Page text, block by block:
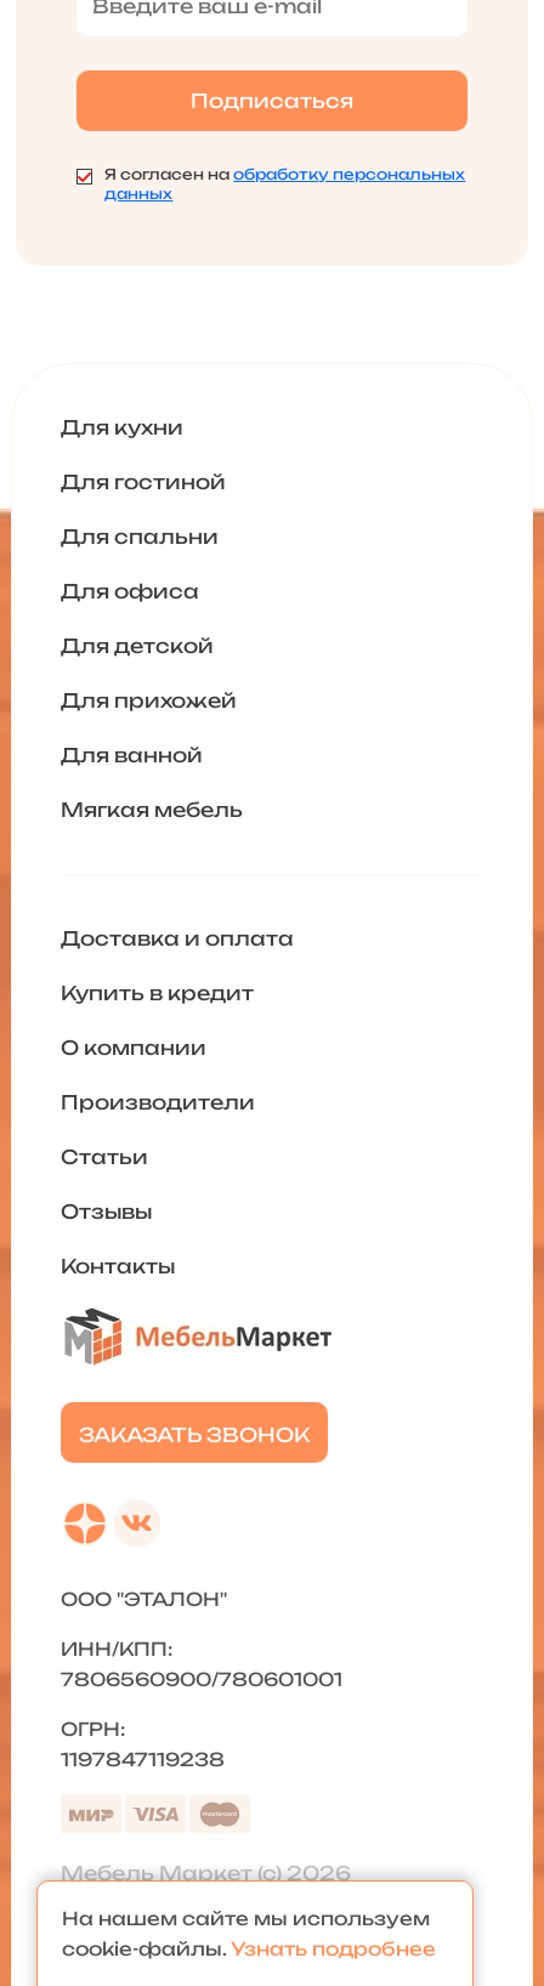
Я согласен наобработку персональных
данных
Для кухни
Для гостиной
Для спальни
Для офиса
Для детской
Для прихожей
Для ванной
Мягкая мебель
ЗАКАЗАТЬ ЗВОНОК
Доставка и оплата
Купить в кредит
О компании
Производители
Статьи
Отзывы
Контакты
ООО "ЭТАЛОН"
ИНН/КПП:
7806560900/780601001
ОГРН:
1197847119238
Мебель Маркет (с) 2026
Политика конфиденциальности
Карта сайта
На нашем сайте мы используем
cookie-файлы. Узнать подробнее